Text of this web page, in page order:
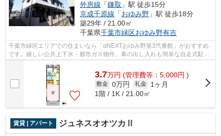
外房線 「鎌取 」駅 徒歩15分
京成千原線 「おゆみ野 」駅 徒歩18分
築29年 / 21.00㎡
千葉県千葉市緑区おゆみ野有吉
千葉市緑区エリアでの住まいなら「αNEXTおゆみ野第3弐番館」がおすすめ
です。嬉しい公共上下水・都市ガス物件。車の出し入れも簡単な自走式駐車
場有。駐車場が空いていますので、車の...
3.7万円 (管理費等：5,000円 )
敷金 0万円 礼金
1ヶ月
1階 / 1K / 21.00㎡
賃貸 | アパート ジュネスオオツカⅡ